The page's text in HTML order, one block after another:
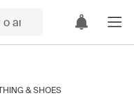
& SHOES